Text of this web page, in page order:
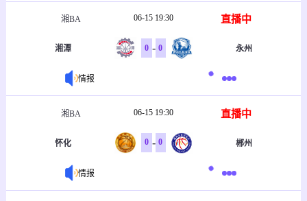
湘BA 06-15 19:30 直播中
湘潭 0 - 0 永州
情报
湘BA 06-15 19:30 直播中
怀化 0 - 0 郴州
情报